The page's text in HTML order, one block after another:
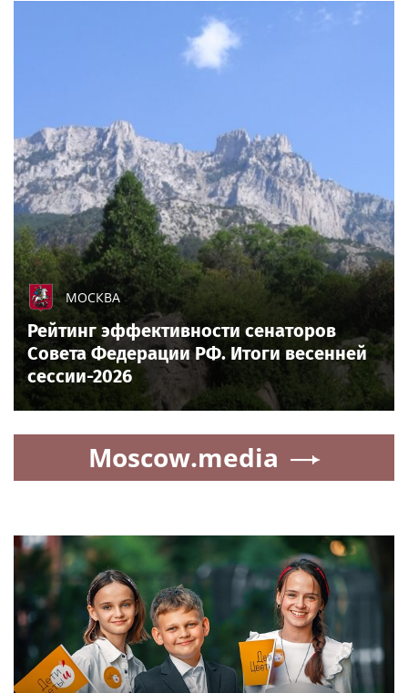
МОСКВА
Рейтинг эффективности сенаторов
Совета Федерации РФ. Итоги весенней
сессии-2026
Moscow.media